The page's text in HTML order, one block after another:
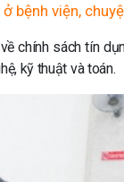
bệnh viện,
về chính sách tín
kỹ thuật và toán.